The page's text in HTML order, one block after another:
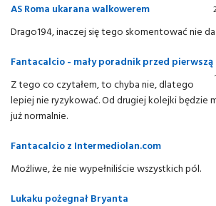
AS Roma ukarana walkowerem
Drago194, inaczej się tego skomentować nie da
Fantacalcio - mały poradnik przed pierwszą
Z tego co czytałem, to chyba nie, dlatego
lepiej nie ryzykować. Od drugiej kolejki będzie
już normalnie.
Fantacalcio z Intermediolan.com
Możliwe, że nie wypełniliście wszystkich pól.
Lukaku pożegnał Bryanta